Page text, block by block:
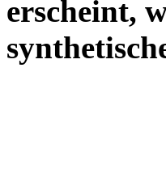
erscheint,